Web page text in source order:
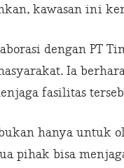
kawasan ini
dengan PT
Ia
fasilitas
hanya untuk
pihak bisa